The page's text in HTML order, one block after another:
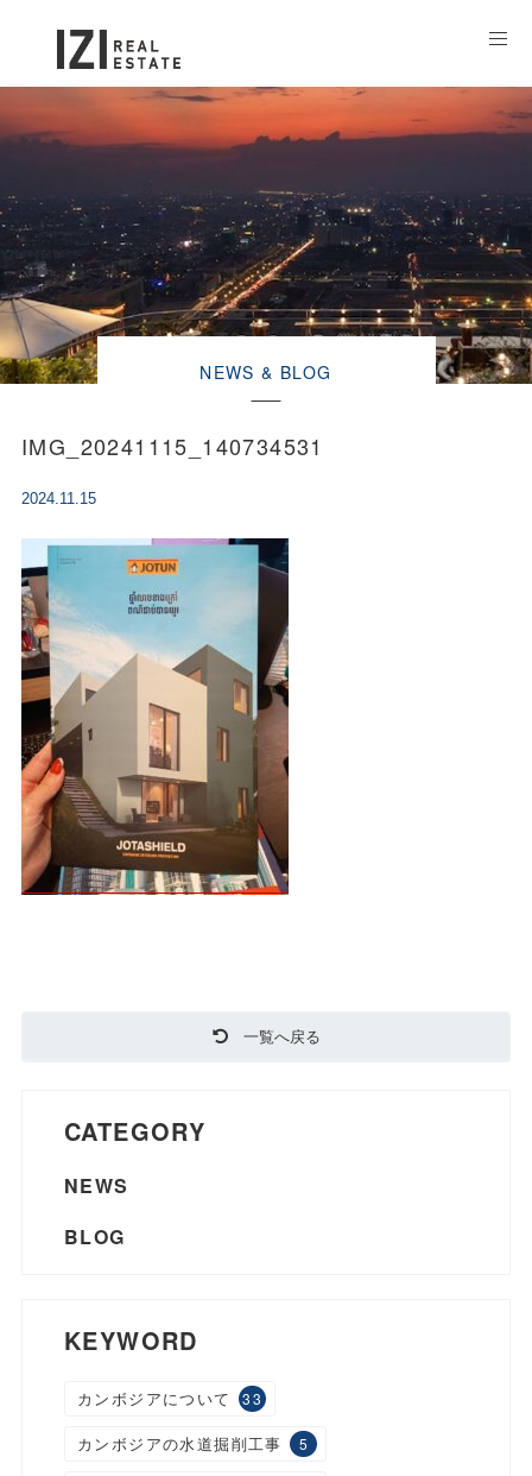
NEWS & BLOG
IMG_20241115_140734531
2024.11.15
一覧へ戻る
CATEGORY
NEWS
BLOG
KEYWORD
カンボジアについて 33
カンボジアの水道掘削工事 5